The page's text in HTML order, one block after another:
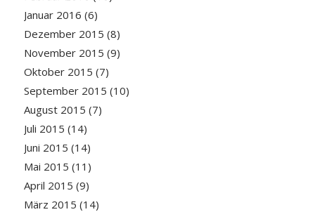
Januar 2016 (6)
Dezember 2015 (8)
November 2015 (9)
Oktober 2015 (7)
September 2015 (10)
August 2015 (7)
Juli 2015 (14)
Juni 2015 (14)
Mai 2015 (11)
April 2015 (9)
März 2015 (14)